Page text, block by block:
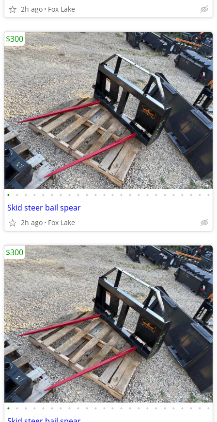
2h ago Fox Lake
• • • • • • • • • • • • • • • • • • • • • • • •
Skid steer bail spear
2h ago Fox Lake
$300
• • • • • • • • • • • • • • • • • • • • • • • •
$300